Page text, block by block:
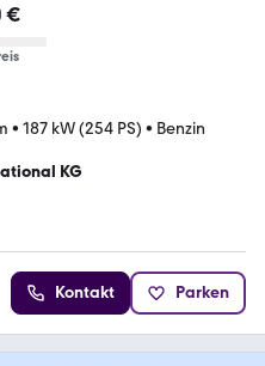
€
• 187 kW (254 PS) • Benzin
KG
Kontakt Parken